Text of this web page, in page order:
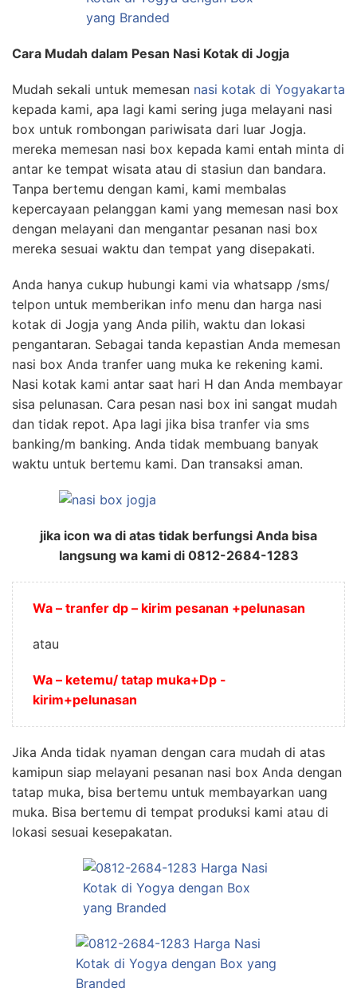
Cara Mudah dalam Pesan Nasi Kotak di Jogja
Mudah sekali untuk memesan nasi kotak di Yogyakarta
kepada kami, apa lagi kami sering juga melayani nasi
box untuk rombongan pariwisata dari luar Jogja.
mereka memesan nasi box kepada kami entah minta di
antar ke tempat wisata atau di stasiun dan bandara.
Tanpa bertemu dengan kami, kami membalas
kepercayaan pelanggan kami yang memesan nasi box
dengan melayani dan mengantar pesanan nasi box
mereka sesuai waktu dan tempat yang disepakati.
Anda hanya cukup hubungi kami via whatsapp /sms/
telpon untuk memberikan info menu dan harga nasi
kotak di Jogja yang Anda pilih, waktu dan lokasi
pengantaran. Sebagai tanda kepastian Anda memesan
nasi box Anda tranfer uang muka ke rekening kami.
Nasi kotak kami antar saat hari H dan Anda membayar
sisa pelunasan. Cara pesan nasi box ini sangat mudah
dan tidak repot. Apa lagi jika bisa tranfer via sms
banking/m banking. Anda tidak membuang banyak
waktu untuk bertemu kami. Dan transaksi aman.
jika icon wa di atas tidak berfungsi Anda bisa
langsung wa kami di 0812-2684-1283
Wa – tranfer dp – kirim pesanan +pelunasan
atau
Wa – ketemu/ tatap muka+Dp -
kirim+pelunasan
Jika Anda tidak nyaman dengan cara mudah di atas
kamipun siap melayani pesanan nasi box Anda dengan
tatap muka, bisa bertemu untuk membayarkan uang
muka. Bisa bertemu di tempat produksi kami atau di
lokasi sesuai kesepakatan.